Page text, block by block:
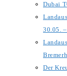
Dubai
30.05.
Der